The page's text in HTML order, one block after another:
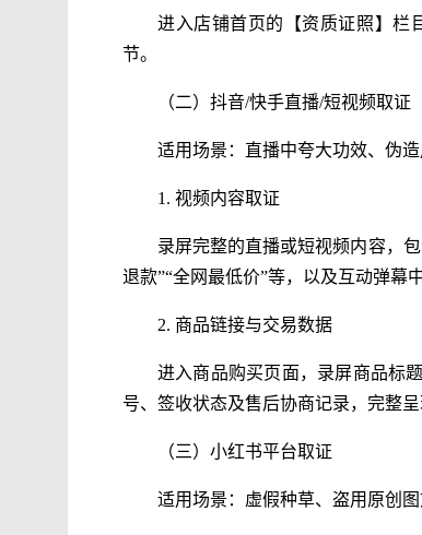
进入店铺首页的【资质证照】栏
节。
（二）抖音/快手直播/短视频取证
适用场景：直播中夸大功效、伪
1. 视频内容取证
录屏完整的直播或短视频内容，
退款”“全网最低价”等，以及互动弹幕
2. 商品链接与交易数据
进入商品购买页面，录屏商品标
号、签收状态及售后协商记录，完整呈
（三）小红书平台取证
适用场景：虚假种草、盗用原创